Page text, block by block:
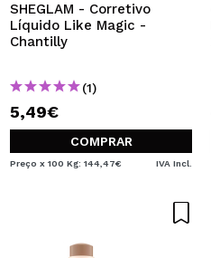
SHEGLAM - Corretivo
Líquido Like Magic -
Chantilly
(1)
5,49€
COMPRAR
Preço x 100 Kg: 144,47€ IVA Incl.